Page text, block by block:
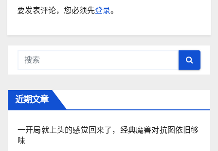
要发表评论，您必须先登录。
近期文章
一开局就上头的感觉回来了，经典魔兽对抗图依旧够
味